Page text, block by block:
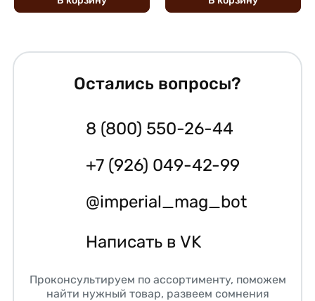
Остались вопросы?
8 (800) 550-26-44
+7 (926) 049-42-99
@imperial_mag_bot
Написать в VK
Проконсультируем по ассортименту, поможем
найти нужный товар, развеем сомнения